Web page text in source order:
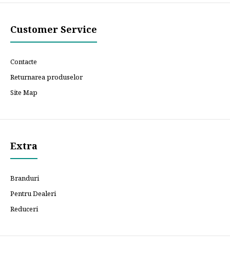
Customer Service
Contacte
Returnarea produselor
Site Map
Extra
Branduri
Pentru Dealeri
Reduceri